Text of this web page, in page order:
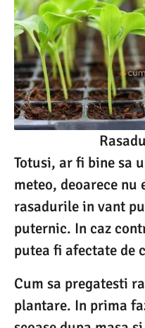
Totusi, ar fi bine sa
meteo, deoarece nu
rasadurile in vant
puternic. In caz
putea fi afectate de
Cum sa pregatesti
plantare. In prima